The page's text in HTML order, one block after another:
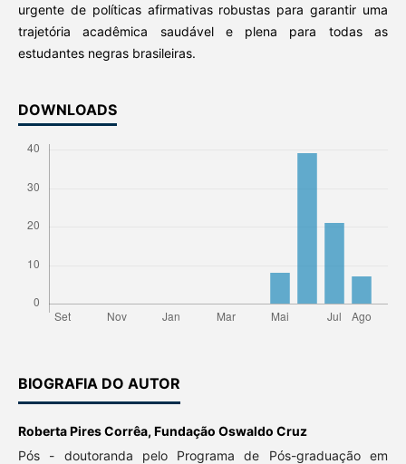
urgente de políticas afirmativas robustas para garantir uma
trajetória acadêmica saudável e plena para todas as
estudantes negras brasileiras.
DOWNLOADS
BIOGRAFIA DO AUTOR
Roberta Pires Corrêa, Fundação Oswaldo Cruz
Pós - doutoranda pelo Programa de Pós-graduação em